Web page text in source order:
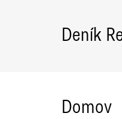
Deník
Domov